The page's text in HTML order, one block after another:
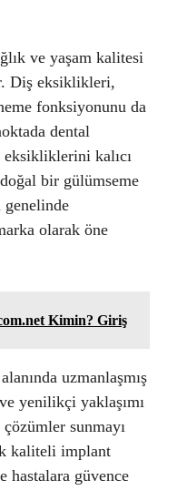
ve yaşam kalitesi
Diş eksiklikleri,
fonksiyonunu da
dental
kalıcı
bir gülümseme
genelinde
olarak öne
Kimin? Giriş
uzmanlaşmış
yenilikçi yaklaşımı
sunmayı
kaliteli implant
hastalara güvence